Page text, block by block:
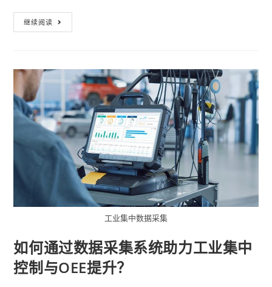
继续阅读
工业集中数据采集
如何通过数据采集系统助力工业集中
控制与OEE提升？